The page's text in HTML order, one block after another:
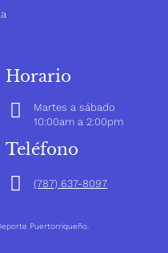
Horario
Martes a sábado
10:00am a 2:00pm
Teléfono
(787) 637-8097
Puertorriqueño.